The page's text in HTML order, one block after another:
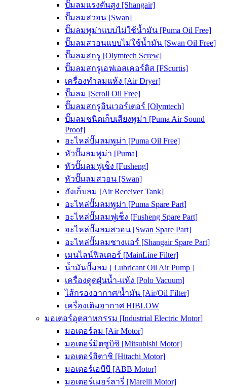
ปั๊มลมแรงดันสูง [Shangair]
ปั๊มลมสวอน [Swan]
ปั๊มลมพูม่าแบบไม่ใช้น้ำมัน [Puma Oil Free]
ปั๊มลมสวอนแบบไม่ใช้น้ำมัน [Swan Oil Free]
ปั๊มลมสกรู [Olymtech Screw]
ปั๊มลมสกรูเอฟเอสเคอร์ติส [FScurtis]
เครื่องทำลมแห้ง [Air Dryer]
ปั๊มลม [Scroll Oil Free]
ปั๊มลมสกรูอินเวอร์เตอร์ [Olymtech]
ปั๊มลมชนิดเก็บเสียงพูม่า [Puma Air Sound
Proof]
อะไหล่ปั๊มลมพูม่า [Puma Oil Free]
หัวปั๊มลมพูม่า [Puma]
หัวปั๊มลมฟูเช็ง [Fusheng]
หัวปั๊มลมสวอน [Swan]
ถังเก็บลม [Air Receiver Tank]
อะไหล่ปั๊มลมพูม่า [Puma Spare Part]
อะไหล่ปั๊มลมฟูเช็ง [Fusheng Spare Part]
อะไหล่ปั๊มลมสวอน [Swan Spare Part]
อะไหล่ปั๊มลมชางแอร์ [Shangair Spare Part]
เมนไลน์ฟิลเตอร์ [MainLine Filter]
น้ำมันปั๊มลม [ Lubricant Oil Air Pump ]
เครื่องดูดฝุ่นน้ำ-แห้ง [Polo Vacuum]
ไส้กรองอากาศ/น้ำมัน [Air/Oil Filter]
เครื่องเติมอากาศ HIBLOW
มอเตอร์อุตสาหกรรม [Industrial Electric Motor]
มอเตอร์ลม [Air Motor]
มอเตอร์มิตซูบิชิ [Mitsubishi Motor]
มอเตอร์ฮิตาชิ [Hitachi Motor]
มอเตอร์เอบีบี [ABB Motor]
มอเตอร์เมอร์ลารี่ [Marelli Motor]